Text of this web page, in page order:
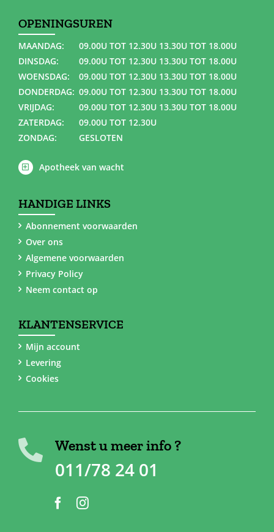
OPENINGSUREN
MAANDAG:
09.00U TOT 12.30U 13.30U TOT 18.00U
DINSDAG:
09.00U TOT 12.30U 13.30U TOT 18.00U
WOENSDAG:
09.00U TOT 12.30U 13.30U TOT 18.00U
DONDERDAG: 09.00U TOT 12.30U 13.30U TOT 18.00U
VRIJDAG:
09.00U TOT 12.30U 13.30U TOT 18.00U
ZATERDAG:
09.00U TOT 12.30U
ZONDAG:
GESLOTEN
Apotheek van wacht
HANDIGE LINKS
Abonnement voorwaarden
Over ons
Algemene voorwaarden
Privacy Policy
Neem contact op
KLANTENSERVICE
Mijn account
Levering
Cookies
Wenst u meer info ?
011/78 24 01